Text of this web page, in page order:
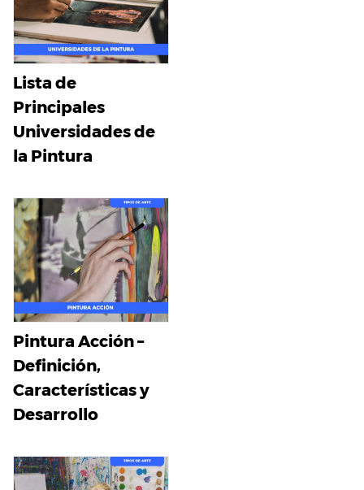
Lista de
Principales
Universidades de
la Pintura
Pintura Acción –
Definición,
Características y
Desarrollo